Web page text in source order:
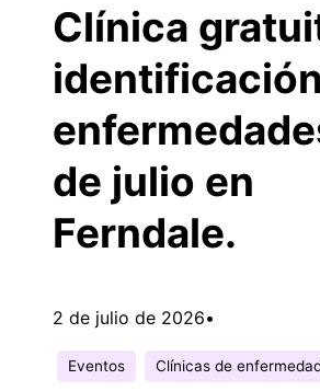
Clínica
de julio en
Ferndale.
2 de julio de 2026•
Eventos Clínicas de